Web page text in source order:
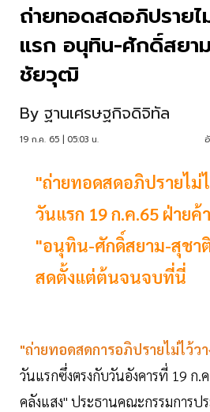
ถ่ายทอดสดอภิปรายไ
แรก อนุทิน-ศักดิ์สยา
ชัยวุฒิ
By ฐานเศรษฐกิจดิจิทัล
19 ก.ค. 65 | 05:03 น.
"ถ่ายทอดสดอภิปรายไม่
วันแรก 19 ก.ค.65 ฝ่าย
"อนุทิน-ศักดิ์สยาม-สุชา
สดตั้งแต่ต้นจนจบที่นี่
"ถ่ายทอดสดการอภิปรายไม่ไว้ว
วันแรกซึ่งตรงกับวันอังคารที่ 19 ก.
คลังแสง" ประธานคณะกรรมการป